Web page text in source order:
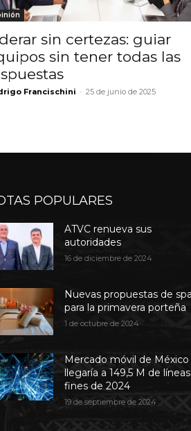
sin certezas: guiar
sin tener todas las
Francischini - 25 de junio de 2025
POPULARES
ATVC renueva sus
autoridades
16 de diciembre de 2024
Nuevas propuestas de spa
para la primavera porteña
1 de octubre de 2024
Mercado móvil de México
llegaría a 149,5 M de
fines de 2024
19 de septiembre de 2024